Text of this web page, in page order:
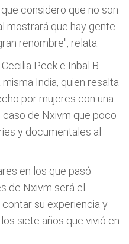
considero que no son
mostrará que hay gente
renombre", relata.
Peck e Inbal B.
India, quien resalta
por mujeres con una
caso de Nxivm que poco
y documentales al
en los que pasó
de Nxivm será el
su experiencia y
siete años que vivió en